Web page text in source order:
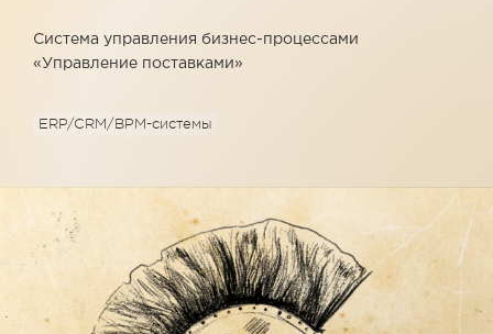
Система управления бизнес-процессами
«Управление поставками»
ERP/CRM/BPM-системы